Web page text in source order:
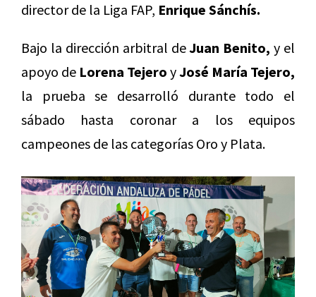
director de la Liga FAP, Enrique Sánchís.
Bajo la dirección arbitral deJuan Benito, y el
apoyo de Lorena Tejero yJosé María Tejero,
la prueba se desarrolló durante todo el
sábado hasta coronar a los equipos
campeones de las categorías Oro y Plata.